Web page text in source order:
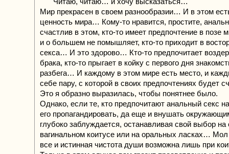
Мир прекрасен в своем разнообразии… И в этом
ценность мира… Кому-то нравится, простите,
счастлив в этом, кто-то имеет предпочтение в позе
и о большем не помышляет, кто-то приходит в
секса… И это здорово… Кто-то предпочитает
брака, кто-то прыгает в койку с первого дня
разбега… И каждому в этом мире есть место, и
себе пару, с которой в своих предпочтениях будет
Это я образно выразилась, чтобы понятнее было.
Однако, если те, кто предпочитают анальный секс
его пропагандировать, да еще и внушать
глубоко заблуждается, останавливая свой выбор
вагинальном коитусе или на оральных ласках…
все и истинная чистота души возможна лишь при